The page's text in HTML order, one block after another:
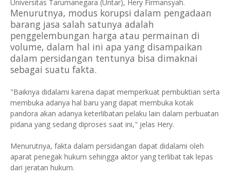
Universitas Tarumanegara (Untar), Hery Firmansyah.
Menurutnya, modus korupsi dalam pengadaan
barang jasa salah satunya adalah
penggelembungan harga atau permainan di
volume, dalam hal ini apa yang disampaikan
dalam persidangan tentunya bisa dimaknai
sebagai suatu fakta.
"Baiknya didalami karena dapat memperkuat pembuktian serta
membuka adanya hal baru yang dapat membuka kotak
pandora akan adanya keterlibatan pelaku lain dalam perbuatan
pidana yang sedang diproses saat ini," jelas Hery.
Menurutnya, fakta dalam persidangan dapat didalami oleh
aparat penegak hukum sehingga aktor yang terlibat tak lepas
dari jeratan hukum.